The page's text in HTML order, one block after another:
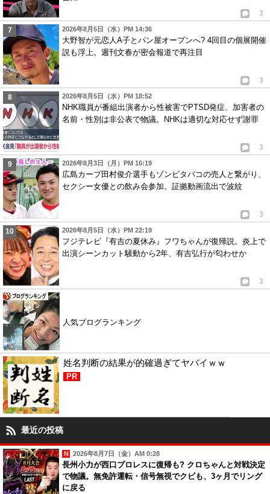
3
2026年8月5日（水）PM 14:36
大野智が元恋人A子とパン屋オープンへ? 4回目の個展開催
説も浮上。週刊文春が密会報道で再注目
3
2026年8月5日（水）PM 18:52
NHK職員が番組出演者から性被害でPTSD発症、加害者の
名前・性別は非公表で物議。NHKは適切な対応せず謝罪
3
2026年8月3日（月）PM 16:19
広島カープ田村俊介選手もゾンビタバコの売人と繋がり、
セクシー女優との飲み会参加。証拠動画流出で波紋
3
2026年8月5日（水）PM 22:19
フジテレビ『有吉の夏休み』フワちゃんが復帰説。炎上で
出演シーンカット騒動から2年、有吉弘行が匂わせか
3
人気ブログランキング
姓名判断の結果が的確過ぎてヤバイｗｗ
PR
最近の投稿
2026年8月7日（金）AM 0:28
長州小力が西口プロレスに復帰も? クロちゃんと対戦決定
で物議。無免許運転・信号無視でクビも、3ヶ月でリング
に戻る